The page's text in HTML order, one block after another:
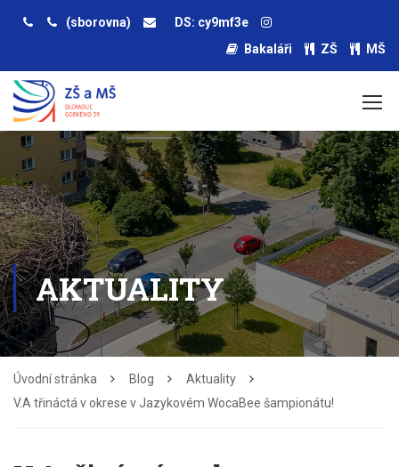
(sborovna)
DS: cy9mf3e
Bakaláři
ZŠ MŠ
AKTUALITY
Úvodní stránka Blog
Aktuality
V.A třináctá v okrese v Jazykovém WocaBee šampionátu!